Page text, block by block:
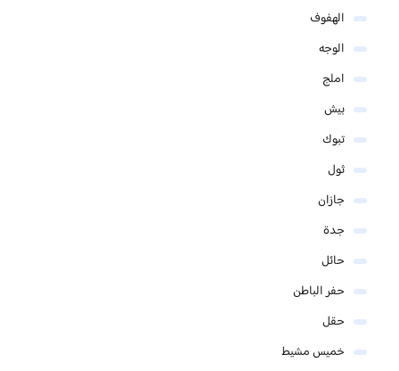
الهفوف
الوجه
املج
بيش
تبوك
ثول
جازان
جدة
حائل
حفر الباطن
حقل
خميس مشيط